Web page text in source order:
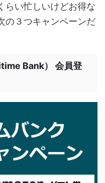
らい忙しいけどお得な
の３つキャンペーンだ
Bank） 会員登